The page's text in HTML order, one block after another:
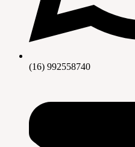
(16) 992558740